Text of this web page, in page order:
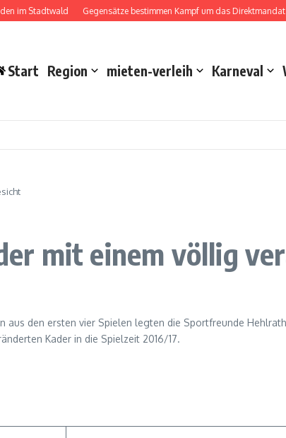
im Stadtwald Gegensätze bestimmen Kampf um das Direktmandat
Start Region mieten-verleih Karneval
mit einem völlig
aus den ersten vier Spielen legten die Sportfreunde
Kader in die Spielzeit 2016/17.